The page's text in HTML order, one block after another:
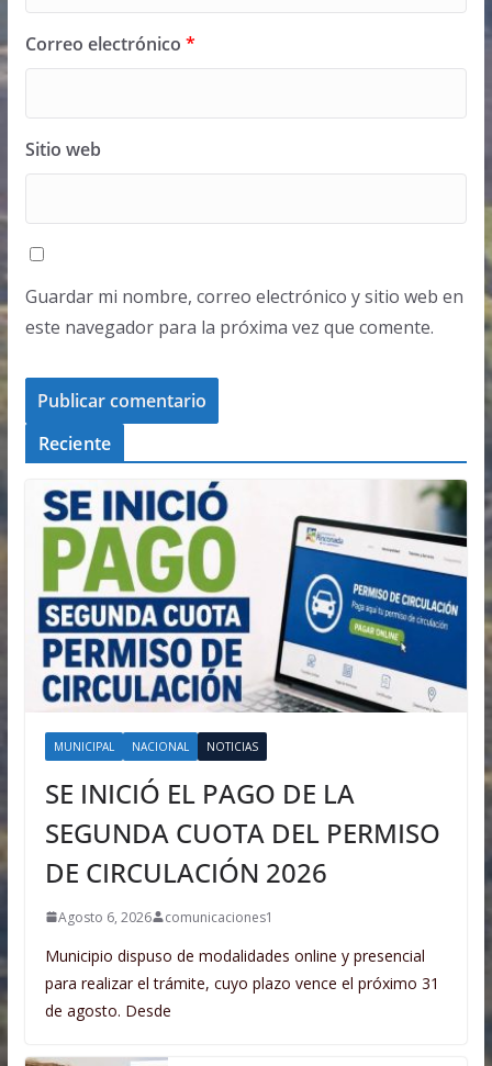
Correo electrónico *
Sitio web
Guardar mi nombre, correo electrónico y sitio web en
este navegador para la próxima vez que comente.
Reciente
MUNICIPAL NACIONAL NOTICIAS
SE INICIÓ EL PAGO DE LA
SEGUNDA CUOTA DEL PERMISO
DE CIRCULACIÓN 2026
Agosto 6, 2026 comunicaciones1
Municipio dispuso de modalidades online y presencial
para realizar el trámite, cuyo plazo vence el próximo 31
de agosto. Desde